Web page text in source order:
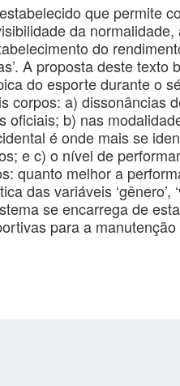
que permite
da
do
A proposta deste
do esporte durante o
corpos: a) dissonâncias
oficiais; b) nas
é onde mais se
e c) o nível de
quanto melhor a
das variáveis ‘gênero’,
se encarrega de
para a